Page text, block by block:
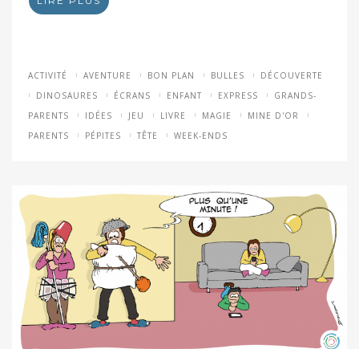
ACTIVITÉ AVENTURE BON PLAN BULLES
DÉCOUVERTE
DINOSAURES
ÉCRANS ENFANT EXPRESS
GRANDS-
PARENTS
IDÉES JEU LIVRE MAGIE
MINE D'OR
PARENTS
PÉPITES TÊTE WEEK-ENDS